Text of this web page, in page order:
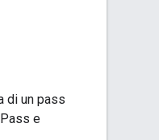
di un pass
e